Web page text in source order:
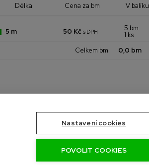
Délka Cena za bm V balíku
5 m 50 Kč s DPH
5 bm
1 ks
Celkem bm 0,0 bm
Nastavení cookies
POVOLIT COOKIES